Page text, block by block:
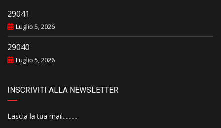
29041
Luglio 5, 2026
29040
Luglio 5, 2026
INSCRIVITI ALLA NEWSLETTER
Lascia la tua mail..........